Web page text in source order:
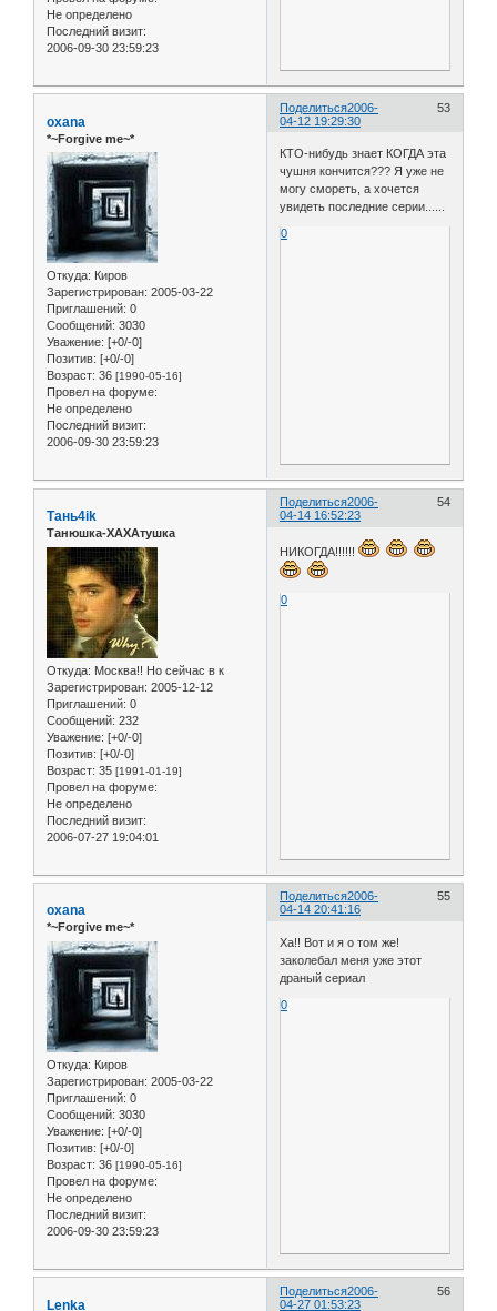
Не определено
Последний визит:
2006-09-30 23:59:23
Поделиться 53
2006-
04-12 19:29:30
oxana
*~Forgive me~*
Откуда: Киров
Зарегистрирован: 2005-03-22
Приглашений: 0
Сообщений: 3030
Уважение: [+0/-0]
Позитив: [+0/-0]
Возраст: 36 [1990-05-16]
Провел на форуме:
Не определено
Последний визит:
2006-09-30 23:59:23
КТО-нибудь знает КОГДА эта
чушня кончится??? Я уже не
могу смореть, а хочется
увидеть последние серии......
0
Поделиться 54
2006-
04-14 16:52:23
Тань4ik
Танюшка-ХАХАтушка
Откуда: Москва!! Но сейчас в к
Зарегистрирован: 2005-12-12
Приглашений: 0
Сообщений: 232
Уважение: [+0/-0]
Позитив: [+0/-0]
Возраст: 35 [1991-01-19]
Провел на форуме:
Не определено
Последний визит:
2006-07-27 19:04:01
НИКОГДА!!!!!!
0
Поделиться 55
2006-
04-14 20:41:16
oxana
*~Forgive me~*
Откуда: Киров
Зарегистрирован: 2005-03-22
Приглашений: 0
Сообщений: 3030
Уважение: [+0/-0]
Позитив: [+0/-0]
Возраст: 36 [1990-05-16]
Провел на форуме:
Не определено
Последний визит:
2006-09-30 23:59:23
Ха!! Вот и я о том же!
заколебал меня уже этот
драный сериал
0
Поделиться 56
2006-
04-27 01:53:23
Lenka